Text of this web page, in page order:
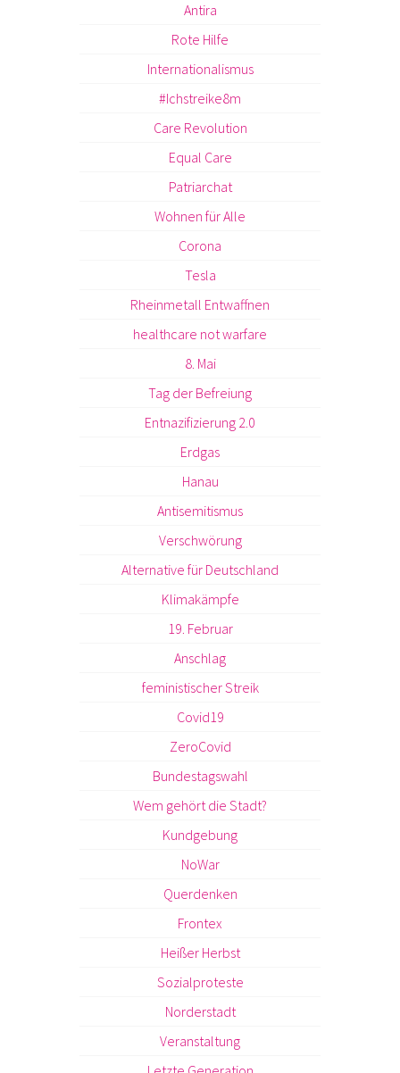
Antira
Rote Hilfe
Internationalismus
#Ichstreike8m
Care Revolution
Equal Care
Patriarchat
Wohnen für Alle
Corona
Tesla
Rheinmetall Entwaffnen
healthcare not warfare
8. Mai
Tag der Befreiung
Entnazifizierung 2.0
Erdgas
Hanau
Antisemitismus
Verschwörung
Alternative für Deutschland
Klimakämpfe
19. Februar
Anschlag
feministischer Streik
Covid19
ZeroCovid
Bundestagswahl
Wem gehört die Stadt?
Kundgebung
NoWar
Querdenken
Frontex
Heißer Herbst
Sozialproteste
Norderstadt
Veranstaltung